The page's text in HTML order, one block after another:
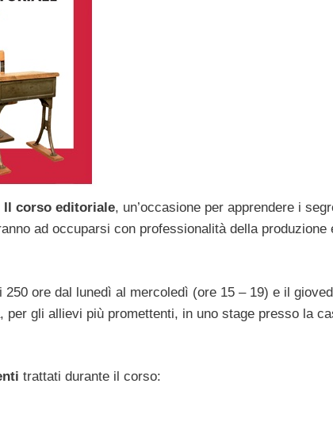
Il corso editoriale, un’occasione per apprendere i
ad occuparsi con professionalità della produzione
250 ore dal lunedì al mercoledì (ore 15 – 19) e il
gli allievi più promettenti, in uno stage presso la
trattati durante il corso: